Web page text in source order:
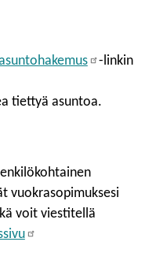
-linkin
tiettyä asuntoa.
vuokrasopimuksesi
voit viestitellä